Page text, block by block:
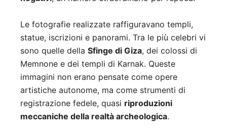
Le fotografie realizzate raffiguravano templi,
statue, iscrizioni e panorami. Tra le più celebri vi
sono quelle della Sfinge di Giza, dei colossi di
Memnone e dei templi di Karnak. Queste
immagini non erano pensate come opere
artistiche autonome, ma come strumenti di
registrazione fedele, quasi riproduzioni
meccaniche della realtà archeologica.